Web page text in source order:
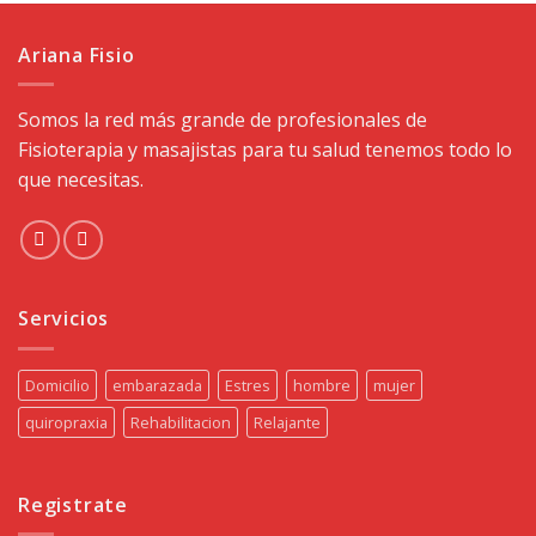
de 5
Ariana Fisio
Somos la red más grande de profesionales de
Fisioterapia y masajistas para tu salud tenemos todo lo
que necesitas.
Servicios
Domicilio embarazada Estres hombre
mujer
quiropraxia
Rehabilitacion Relajante
Registrate